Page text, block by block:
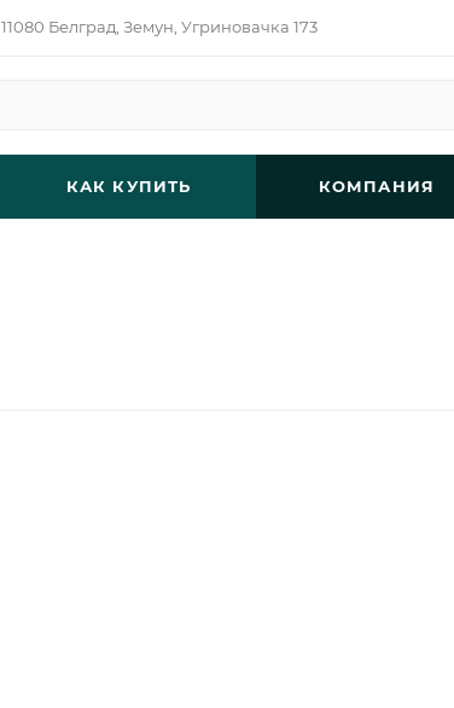
11080 Белград, Земун, Угриновачка 173
КАК КУПИТЬ КОМПАНИЯ